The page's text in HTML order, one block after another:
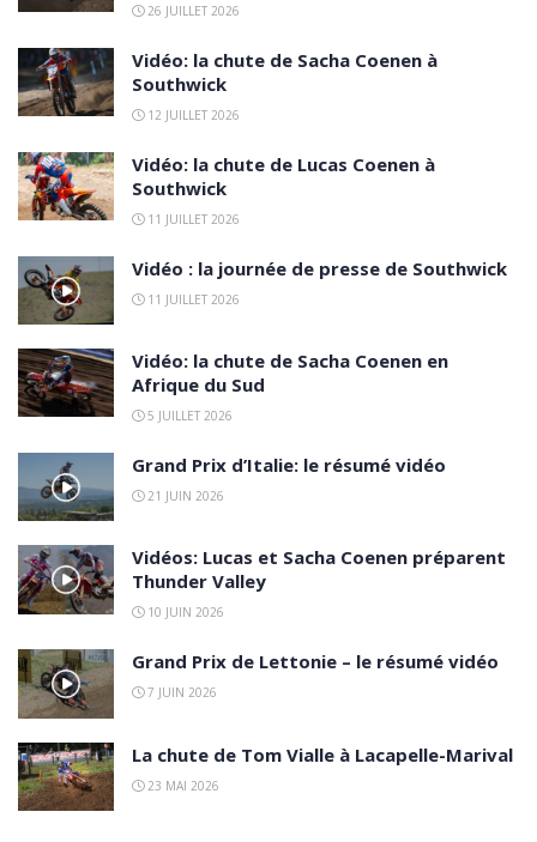
26 JUILLET 2026
Vidéo: la chute de Sacha Coenen à
Southwick
12 JUILLET 2026
Vidéo: la chute de Lucas Coenen à
Southwick
11 JUILLET 2026
Vidéo : la journée de presse de Southwick
11 JUILLET 2026
Vidéo: la chute de Sacha Coenen en
Afrique du Sud
5 JUILLET 2026
Grand Prix d’Italie: le résumé vidéo
21 JUIN 2026
Vidéos: Lucas et Sacha Coenen préparent
Thunder Valley
10 JUIN 2026
Grand Prix de Lettonie – le résumé vidéo
7 JUIN 2026
La chute de Tom Vialle à Lacapelle-Marival
23 MAI 2026